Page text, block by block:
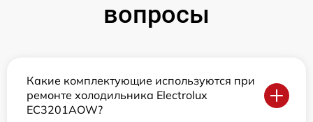
вопросы
Какие комплектующие используются при
ремонте холодильника Electrolux
EC3201AOW?